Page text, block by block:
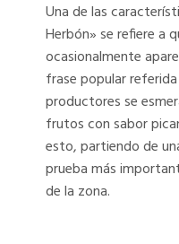
Una de las
Herbón» se refiere a
ocasionalmente
frase popular
productores se
frutos con sabor
esto, partiendo de
prueba más
de la zona.